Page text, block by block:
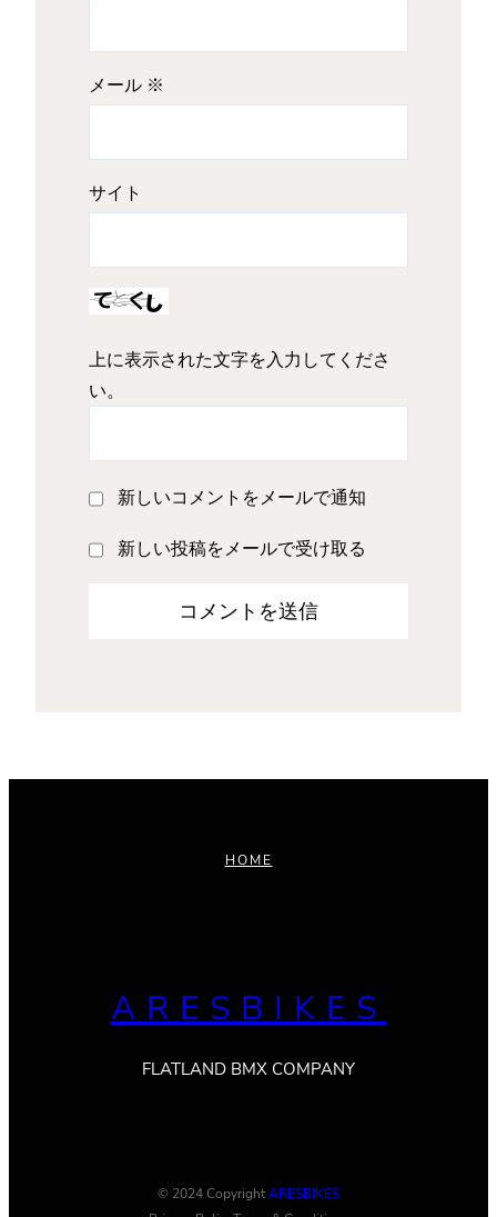
メール ※
サイト
上に表示された文字を入力してくださ
い。
新しいコメントをメールで通知
新しい投稿をメールで受け取る
HOME
ARESBIKES
FLATLAND BMX COMPANY
© 2024 CopyrightARESBIKES